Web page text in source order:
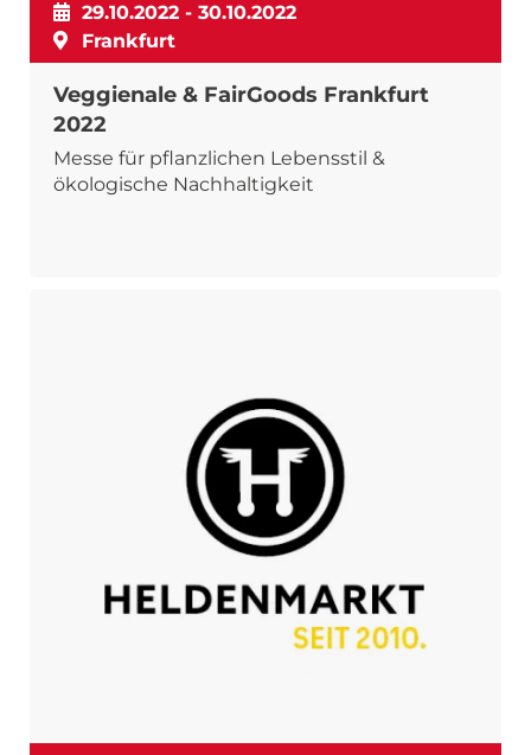
29.10.2022 - 30.10.2022
Frankfurt
Veggienale & FairGoods Frankfurt
2022
Messe für pflanzlichen Lebensstil &
ökologische Nachhaltigkeit